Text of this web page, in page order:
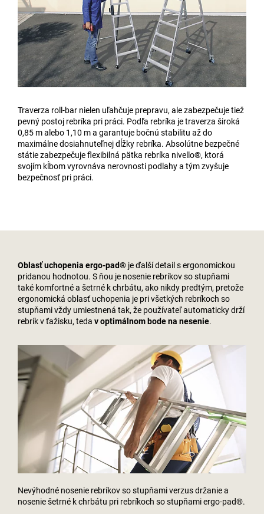
Traverza roll-bar nielen uľahčuje prepravu, ale zabezpečuje tiež
pevný postoj rebríka pri práci. Podľa rebríka je traverza široká
0,85 m alebo 1,10 m a garantuje bočnú stabilitu až do
maximálne dosiahnuteľnej dĺžky rebríka. Absolútne bezpečné
státie zabezpečuje flexibilná pätka rebríka nivello®, ktorá
svojím kĺbom vyrovnáva nerovnosti podlahy a tým zvyšuje
bezpečnosť pri práci.
Oblasť uchopenia ergo-pad® je ďalší detail s ergonomickou
pridanou hodnotou. S ňou je nosenie rebríkov so stupňami
také komfortné a šetrné k chrbátu, ako nikdy predtým, pretože
ergonomická oblasť uchopenia je pri všetkých rebríkoch so
stupňami vždy umiestnená tak, že používateľ automaticky drží
rebrík v ťažisku, teda v optimálnom bode na nesenie.
Nevýhodné nosenie rebríkov so stupňami verzus držanie a
nosenie šetrné k chrbátu pri rebríkoch so stupňami ergo-pad®.